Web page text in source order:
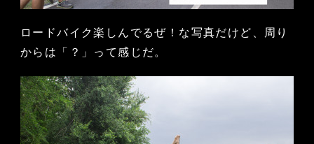
ロードバイク楽しんでるぜ！な写真だけど、周り
からは「？」って感じだ。